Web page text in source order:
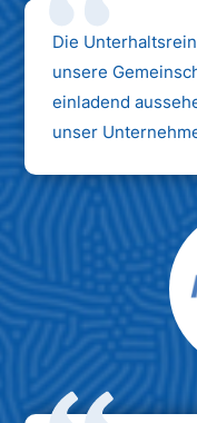
Die
unsere
einladend
unser